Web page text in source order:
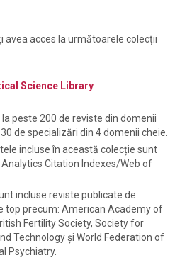
avea acces la următoarele colecții
Science Library
peste 200 de reviste din domenii
de specializări din 4 domenii cheie.
incluse în această colecție sunt
Citation Indexes/Web of
incluse reviste publicate de
top precum: American Academy of
Fertility Society, Society for
Technology și World Federation of
Psychiatry.